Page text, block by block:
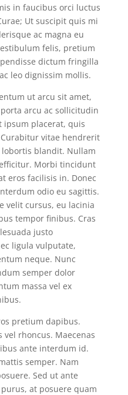
in faucibus orci luctus
Ut suscipit quis mi
ac magna eu
felis, pretium
dictum fringilla
leo dignissim mollis.
ut arcu sit amet,
arcu ac sollicitudin
ipsum placerat, quis
vitae hendrerit
blandit. Nullam
Morbi tincidunt
eros facilisis in. Donec
odio eu sagittis.
velit cursus, eu lacinia
tempor finibus. Cras
justo
ligula vulputate,
neque. Nunc
semper dolor
massa vel ex
pretium dapibus.
rhoncus. Maecenas
ante interdum id.
semper. Nam
Sed ut ante
at posuere quam